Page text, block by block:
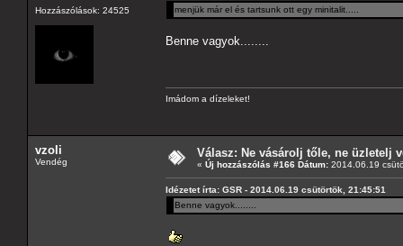
Hozzászólások: 24525
menjük már el és tartsunk ott egy minitalit.....
Benne vagyok........
Imádom a dízeleket!
vzoli
Vendég
Válasz: Ne vásárolj tőle, ne üzletelj
« Új hozzászólás #166 Dátum: 2014.06.19
Idézetet írta: GSR - 2014.06.19 csütörtök, 21:45:51
Benne vagyok........